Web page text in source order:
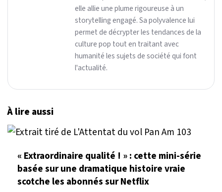
elle allie une plume rigoureuse à un
storytelling engagé. Sa polyvalence lui
permet de décrypter les tendances de la
culture pop tout en traitant avec
humanité les sujets de société qui font
l'actualité.
À lire aussi
« Extraordinaire qualité ! » : cette mini-série
basée sur une dramatique histoire vraie
scotche les abonnés sur Netflix